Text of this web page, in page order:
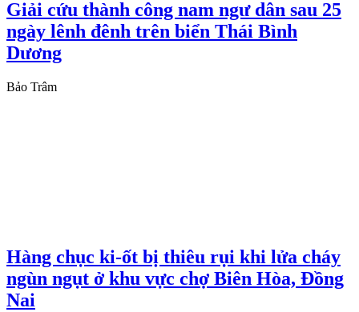
Giải cứu thành công nam ngư dân sau 25
ngày lênh đênh trên biển Thái Bình
Dương
Bảo Trâm
Hàng chục ki-ốt bị thiêu rụi khi lửa cháy
ngùn ngụt ở khu vực chợ Biên Hòa, Đồng
Nai